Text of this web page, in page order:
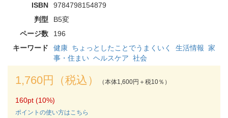
ISBN
9784798154879
判型
B5変
ページ数
196
キーワード
健康 ちょっとしたことでうまくいく 生活情報 家
事・住まい ヘルスケア 社会
1,760円（税込） （本体1,600円＋税10％）
160pt (10%)
ポイントの使い方はこちら